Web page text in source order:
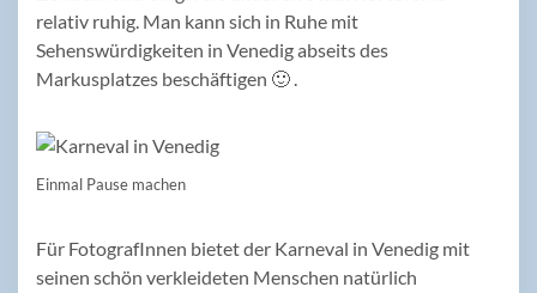
relativ ruhig. Man kann sich in Ruhe mit
Sehenswürdigkeiten in Venedig abseits des
Markusplatzes beschäftigen 🙂 .
Einmal Pause machen
Für FotografInnen bietet der Karneval in Venedig mit
seinen schön verkleideten Menschen natürlich